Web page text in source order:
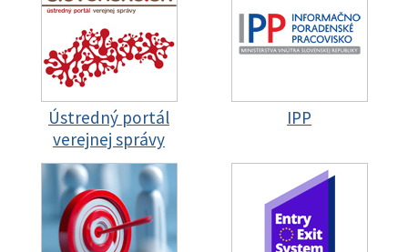
Ústredný portál
verejnej správy
IPP